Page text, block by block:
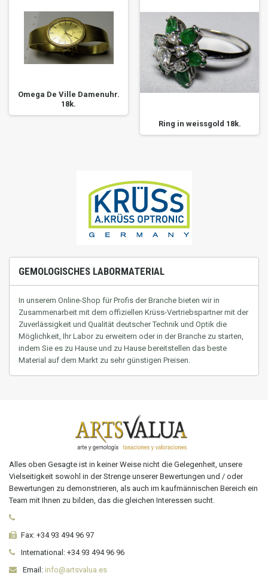
Omega De Ville Damenuhr.
18k.
Ring in weissgold 18k.
GEMOLOGISCHES LABORMATERIAL
In unserem Online-Shop für Profis der Branche bieten wir in
Zusammenarbeit mit dem offiziellen Krüss-Vertriebspartner mit der
Zuverlässigkeit und Qualität deutscher Technik und Optik die
Möglichkeit, Ihr Labor zu erweitern oder in der Branche zu starten,
indem Sie es zu Hause und zu Hause bereitstellen das beste
Material auf dem Markt zu sehr günstigen Preisen.
Alles oben Gesagte ist in keiner Weise nicht die Gelegenheit, unsere
Vielseitigkeit sowohl in der Strenge unserer Bewertungen und / oder
Bewertungen zu demonstrieren, als auch im kaufmännischen Bereich ein
Team mit Ihnen zu bilden, das die gleichen Interessen sucht.
Fax: +34 93 494 96 97
International: +34 93 494 96 96
Email: info@artsvalua.es